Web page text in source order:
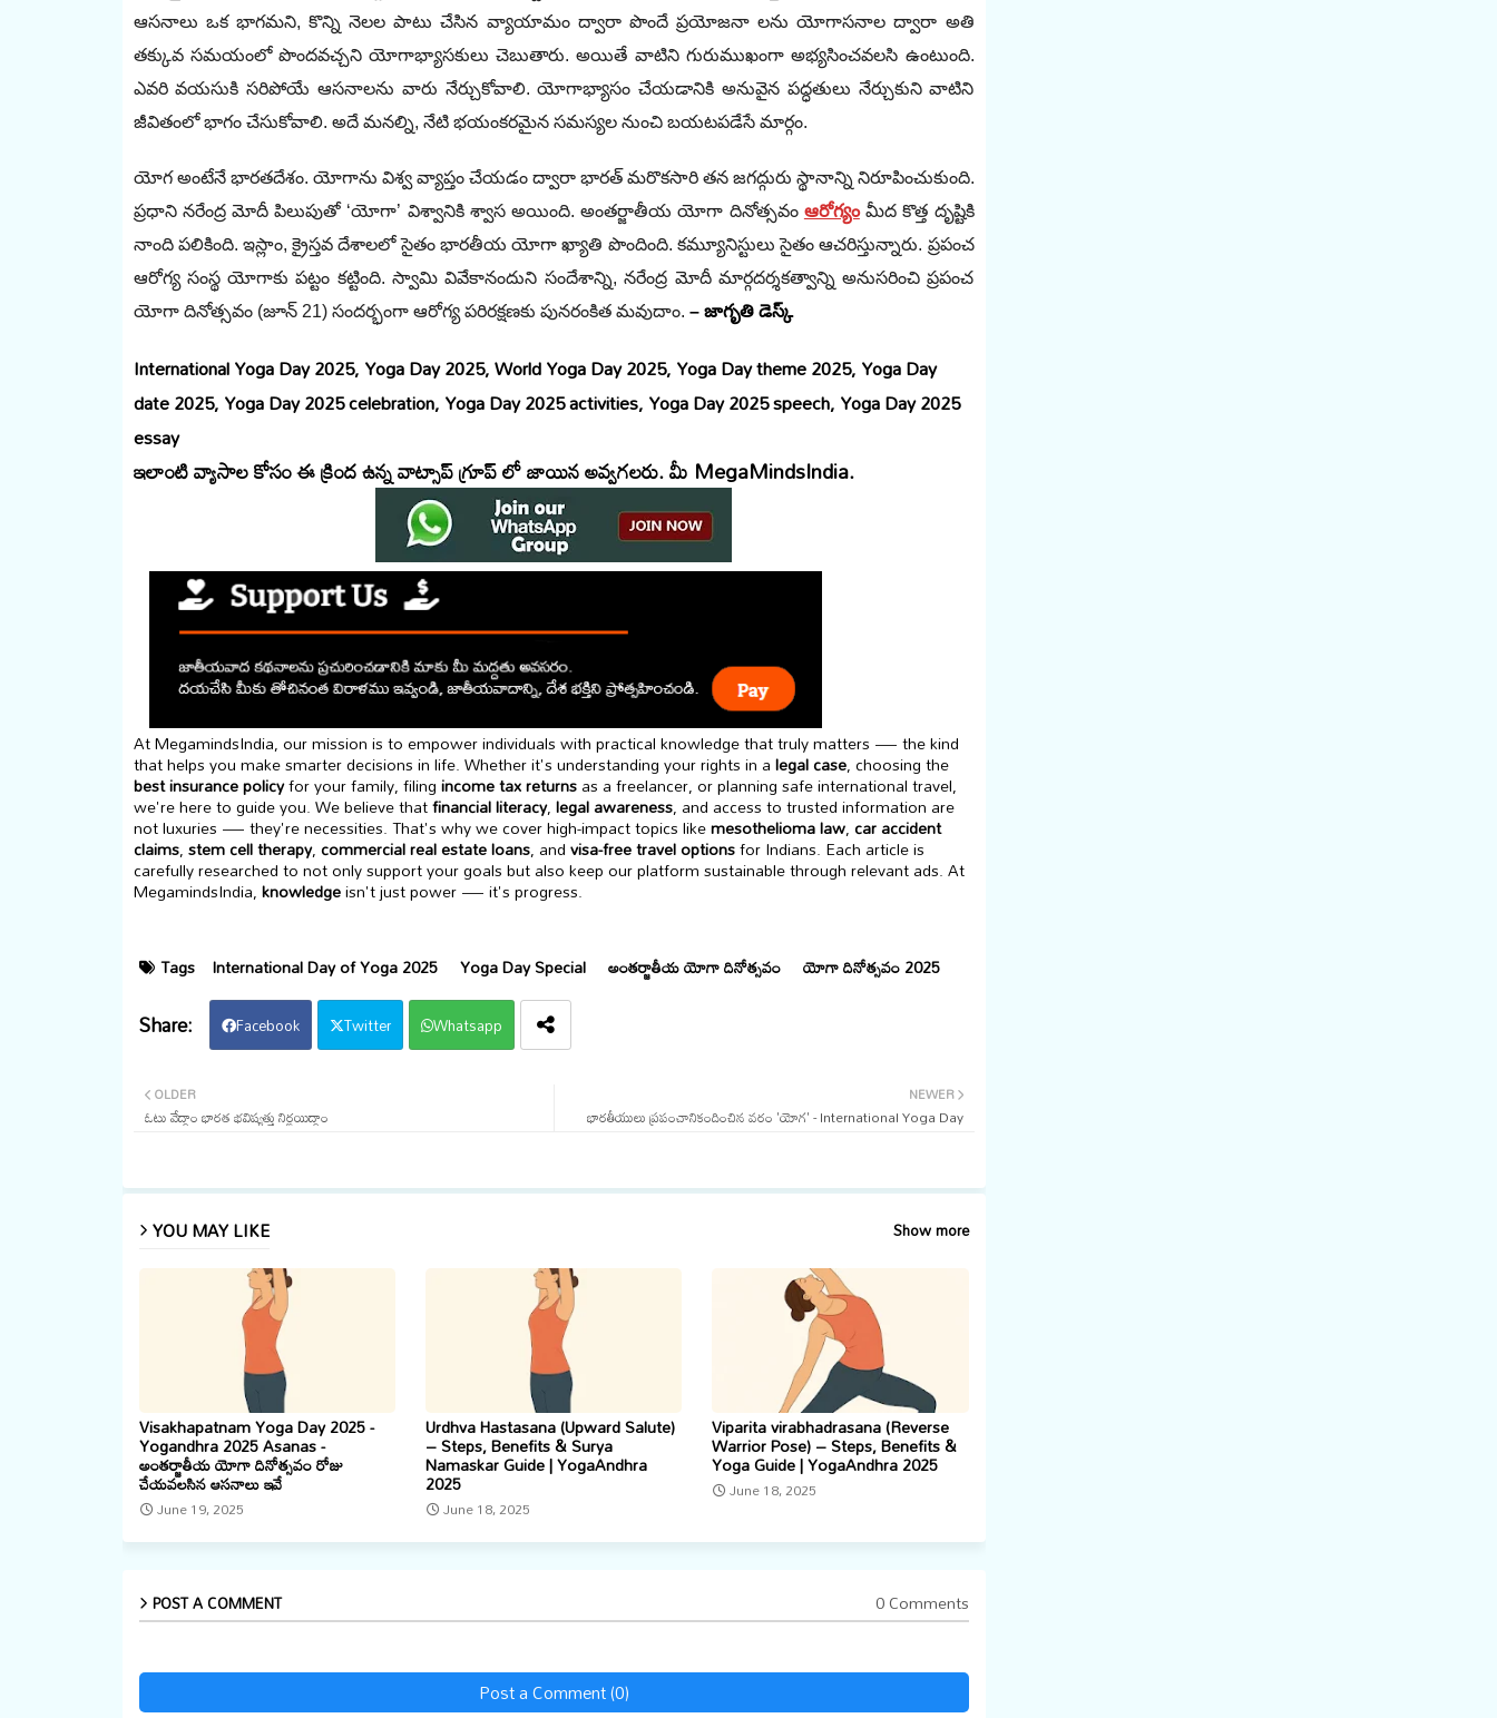
ఆసనాలు ఒక భాగమని, కొన్ని నెలల పాటు చేసిన వ్యాయామం ద్వారా పొందే ప్రయోజనా లను యోగాసనాల ద్వారా అతి
తక్కువ సమయంలో పొందవచ్చని యోగాభ్యాసకులు చెబుతారు. అయితే వాటిని గురుముఖంగా అభ్యసించవలసి ఉంటుంది.
ఎవరి వయసుకి సరిపోయే ఆసనాలను వారు నేర్చుకోవాలి. యోగాభ్యాసం చేయడానికి అనువైన పద్ధతులు నేర్చుకుని వాటిని
జీవితంలో భాగం చేసుకోవాలి. అదే మనల్ని, నేటి భయంకరమైన సమస్యల నుంచి బయటపడేసే మార్గం.
యోగ అంటేనే భారతదేశం. యోగాను విశ్వ వ్యాప్తం చేయడం ద్వారా భారత్‌ ‌మరొకసారి తన జగద్గురు స్థానాన్ని నిరూపించుకుంది.
ప్రధాని నరేంద్ర మోదీ పిలుపుతో ‘యోగా’ విశ్వానికి శ్వాస అయింది. అంతర్జాతీయ యోగా దినోత్సవం ఆరోగ్యంమీద కొత్త దృష్టికి
నాంది పలికింది. ఇస్లాం, క్రైస్తవ దేశాలలో సైతం భారతీయ యోగా ఖ్యాతి పొందింది. కమ్యూనిస్టులు సైతం ఆచరిస్తున్నారు. ప్రపంచ
ఆరోగ్య సంస్థ యోగాకు పట్టం కట్టింది. స్వామి వివేకానందుని సందేశాన్ని, నరేంద్ర మోదీ మార్గదర్శకత్వాన్ని అనుసరించి ప్రపంచ
యోగా దినోత్సవం (జూన్‌ 21) ‌సందర్భంగా ఆరోగ్య పరిరక్షణకు పునరంకిత మవుదాం. – జాగృతి డెస్క్
International Yoga Day 2025, Yoga Day 2025, World Yoga Day 2025, Yoga Day theme 2025, Yoga Day
date 2025, Yoga Day 2025 celebration, Yoga Day 2025 activities, Yoga Day 2025 speech, Yoga Day 2025
essay
ఇలాంటి వ్యాసాల కోసం ఈ క్రింద ఉన్న వాట్సాప్ గ్రూప్ లో జాయిన అవ్వగలరు. మీ MegaMindsIndia.
At MegamindsIndia, our mission is to empower individuals with practical knowledge that truly matters — the kind
that helps you make smarter decisions in life. Whether it's understanding your rights in alegal case, choosing the
best insurance policyfor your family, filingincome tax returnsas a freelancer, or planning safe international travel,
we're here to guide you. We believe thatfinancial literacy,legal awareness, and access to trusted information are
not luxuries — they're necessities. That's why we cover high-impact topics likemesothelioma law,car accident
claims,stem cell therapy,commercial real estate loans, andvisa-free travel optionsfor Indians. Each article is
carefully researched to not only support your goals but also keep our platform sustainable through relevant ads. At
MegamindsIndia,knowledgeisn't just power — it's progress.
Tags International Day of Yoga 2025 Yoga Day Special అంతర్జాతీయ యోగా దినోత్సవం యోగా దినోత్సవం 2025
Facebook Twitter Whatsapp
NEWER
భారతీయులు ప్రపంచానికందించిన వరం 'యోగ' - International Yoga Day
OLDER
ఓటు వేద్దాం భారత భవిష్యత్తు నిర్ణయిద్దాం
YOU MAY LIKE Show more
Visakhapatnam Yoga Day 2025 -
Yogandhra 2025 Asanas -
అంతర్జాతీయ యోగా దినోత్సవం రోజు
చేయవలసిన ఆసనాలు ఇవే
June 19, 2025
Urdhva Hastasana (Upward Salute)
– Steps, Benefits & Surya
Namaskar Guide | YogaAndhra
2025
June 18, 2025
Viparita virabhadrasana (Reverse
Warrior Pose) – Steps, Benefits &
Yoga Guide | YogaAndhra 2025
June 18, 2025
POST A COMMENT 0 Comments
Post a Comment (0)